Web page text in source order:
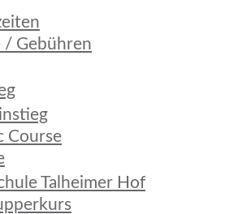
/ Gebühren
Course
Talheimer Hof